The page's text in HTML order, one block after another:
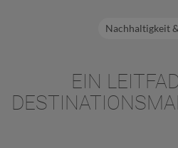
Nachhaltigkeit
EIN